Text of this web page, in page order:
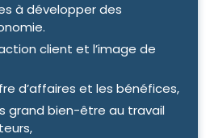
à développer des
client et l’image de
d’affaires et les bénéfices,
grand bien-être au travail